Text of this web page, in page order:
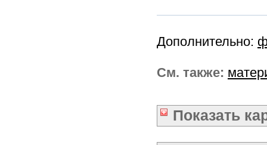
Дополнительно:
См. также:
Показать